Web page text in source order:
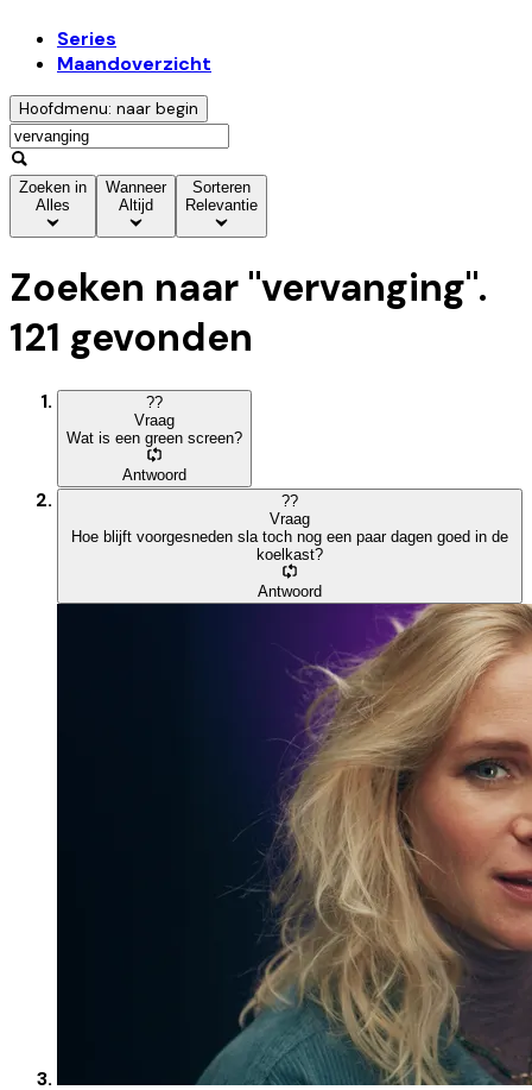
Series
Maandoverzicht
Hoofdmenu: naar begin
Zoeken in
Alles
Wanneer
Altijd
Sorteren
Relevantie
Zoeken naar "vervanging".
121 gevonden
??
Vraag
Wat is een green screen?
Antwoord
??
Vraag
Hoe blijft voorgesneden sla toch nog een paar dagen goed in de
koelkast?
Antwoord